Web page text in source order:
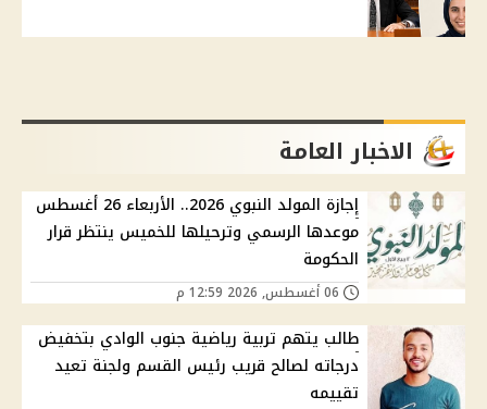
الاخبار العامة
إجازة المولد النبوي 2026.. الأربعاء 26 أغسطس
موعدها الرسمي وترحيلها للخميس ينتظر قرار
الحكومة
طالب يتهم تربية رياضية جنوب الوادي بتخفيض
درجاته لصالح قريب رئيس القسم ولجنة تعيد
تقييمه